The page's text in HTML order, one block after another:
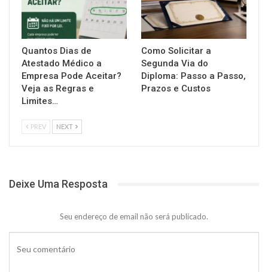
Quantos Dias de
Atestado Médico a
Empresa Pode Aceitar?
Veja as Regras e
Limites…
Como Solicitar a
Segunda Via do
Diploma: Passo a Passo,
Prazos e Custos
PREV NEXT
Deixe Uma Resposta
Seu endereço de email não será publicado.